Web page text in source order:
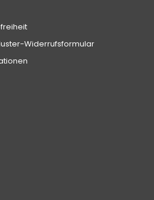
Widerrufsformular